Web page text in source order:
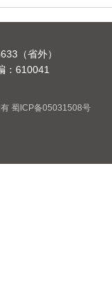
（省外）
：610041
蜀ICP备05031508号